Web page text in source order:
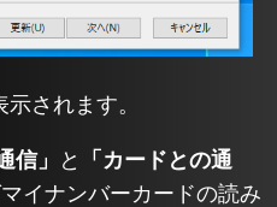
されます。
信」 と
「カードとの通
イナンバーカードの読み